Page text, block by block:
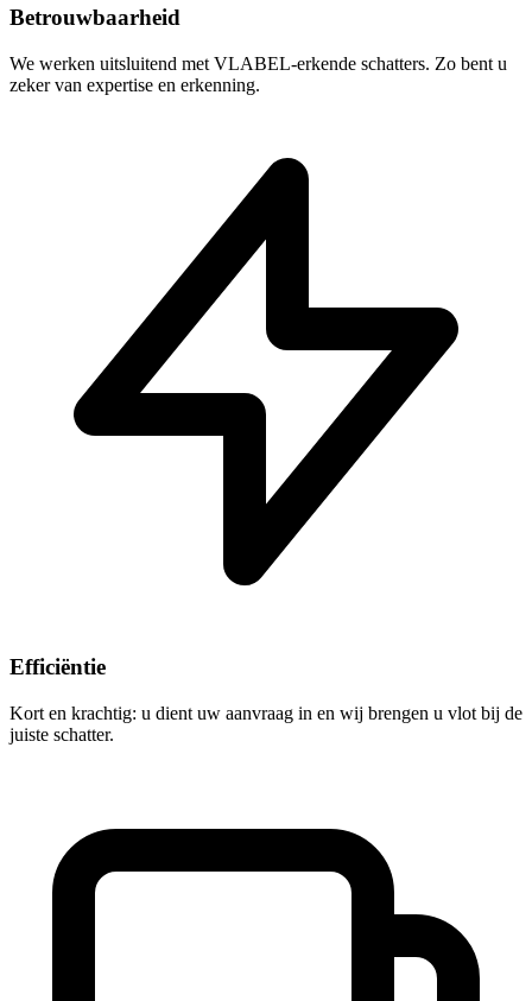
Betrouwbaarheid
We werken uitsluitend met VLABEL-erkende schatters. Zo bent u
zeker van expertise en erkenning.
Efficiëntie
Kort en krachtig: u dient uw aanvraag in en wij brengen u vlot bij de
juiste schatter.